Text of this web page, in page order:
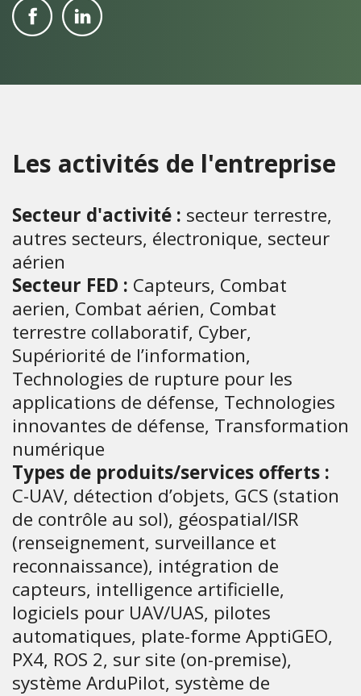
Les activités de l'entreprise
Secteur d'activité : secteur terrestre,
autres secteurs, électronique, secteur
aérien
Secteur FED : Capteurs, Combat
aerien, Combat aérien, Combat
terrestre collaboratif, Cyber,
Supériorité de l’information,
Technologies de rupture pour les
applications de défense, Technologies
innovantes de défense, Transformation
numérique
Types de produits/services offerts :
C-UAV, détection d’objets, GCS (station
de contrôle au sol), géospatial/ISR
(renseignement, surveillance et
reconnaissance), intégration de
capteurs, intelligence artificielle,
logiciels pour UAV/UAS, pilotes
automatiques, plate-forme ApptiGEO,
PX4, ROS 2, sur site (on-premise),
système ArduPilot, système de